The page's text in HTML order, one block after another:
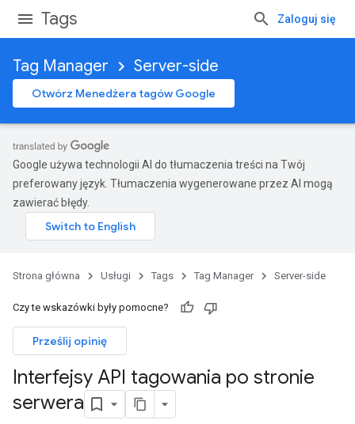
Tags Zaloguj się
Tag Manager Server-side
Otwórz Menedżera tagów Google
Google używa technologii AI do tłumaczenia treści na Twój
preferowany język. Tłumaczenia wygenerowane przez AI mogą
zawierać błędy.
Strona główna Usługi Tags Tag Manager Server-side
Czy te wskazówki były pomocne?
Prześlij opinię
Interfejsy API tagowania po stronie
serwera